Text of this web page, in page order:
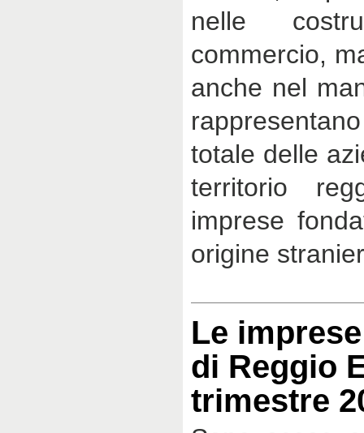
nelle
commercio,
anche nel
totale delle
territorio
imprese
origine
Le
di Reggio
trimestre